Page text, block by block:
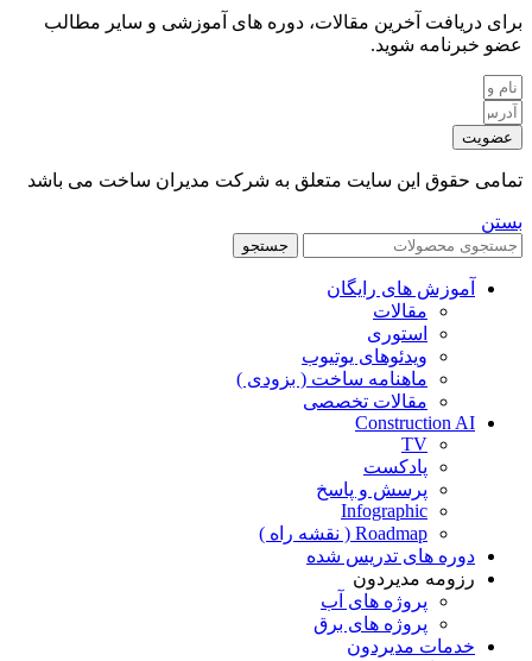
برای دریافت آخرین مقالات، دوره های آموزشی و سایر مطالب
عضو خبرنامه شوید.
عضویت
تمامی حقوق این سایت متعلق به شرکت مدیران ساخت می باشد
بستن
جستجو
آموزش های رایگان
مقالات
استوری
ویدئوهای یوتیوب
ماهنامه ساخت ( بزودی )
مقالات تخصصی
Construction AI
TV
پادکست
پرسش و پاسخ
Infographic
Roadmap ( نقشه راه )
دوره های تدریس شده
رزومه مدیردون
پروژه های آب
پروژه های برق
خدمات مدیردون